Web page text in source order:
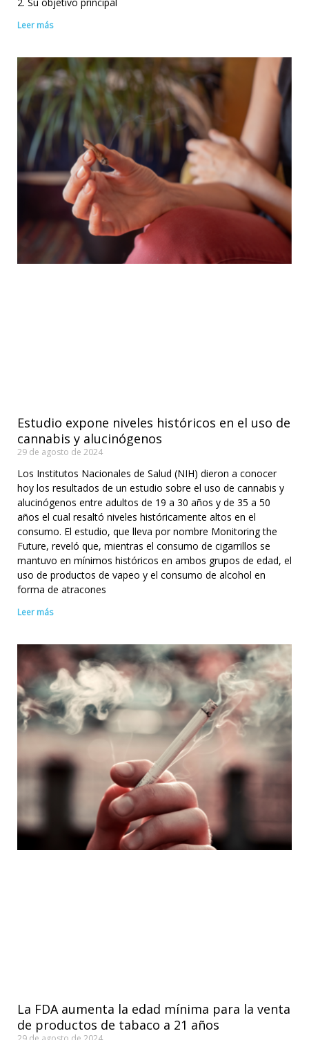
2. Su objetivo principal
Leer más
Estudio expone niveles históricos en el uso de
cannabis y alucinógenos
29 de agosto de 2024
Los Institutos Nacionales de Salud (NIH) dieron a conocer
hoy los resultados de un estudio sobre el uso de cannabis y
alucinógenos entre adultos de 19 a 30 años y de 35 a 50
años el cual resaltó niveles históricamente altos en el
consumo. El estudio, que lleva por nombre Monitoring the
Future, reveló que, mientras el consumo de cigarrillos se
mantuvo en mínimos históricos en ambos grupos de edad, el
uso de productos de vapeo y el consumo de alcohol en
forma de atracones
Leer más
La FDA aumenta la edad mínima para la venta
de productos de tabaco a 21 años